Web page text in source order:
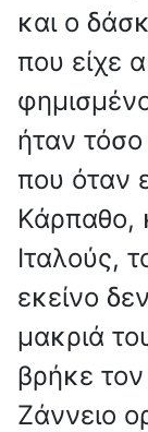
και ο
που είχε
ήταν
που όταν
Κάρπαθο,
Ιταλούς,
εκείνο
μακριά
βρήκε
Ζάννειο